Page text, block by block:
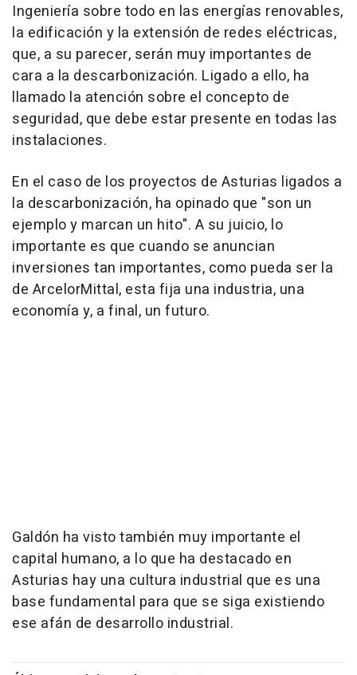
Ingeniería sobre todo en las energías renovables,
la edificación y la extensión de redes eléctricas,
que, a su parecer, serán muy importantes de
cara a la descarbonización. Ligado a ello, ha
llamado la atención sobre el concepto de
seguridad, que debe estar presente en todas las
instalaciones.
En el caso de los proyectos de Asturias ligados a
la descarbonización, ha opinado que "son un
ejemplo y marcan un hito". A su juicio, lo
importante es que cuando se anuncian
inversiones tan importantes, como pueda ser la
de ArcelorMittal, esta fija una industria, una
economía y, a final, un futuro.
Galdón ha visto también muy importante el
capital humano, a lo que ha destacado en
Asturias hay una cultura industrial que es una
base fundamental para que se siga existiendo
ese afán de desarrollo industrial.